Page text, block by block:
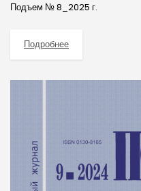
Подъем № 8_2025 г.
Подробнее